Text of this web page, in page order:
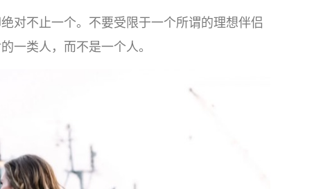
对不止一个。不要受限于一个所谓的理想伴侣
一类人，而不是一个人。